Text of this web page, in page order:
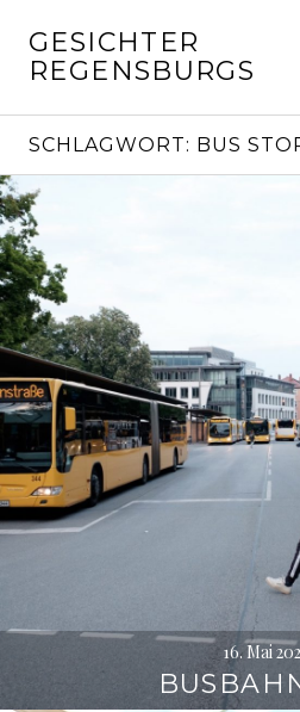
zum
Inhalt
GESICHTER
REGENSBURGS
SCHLAGWORT: BUS
16. Mai